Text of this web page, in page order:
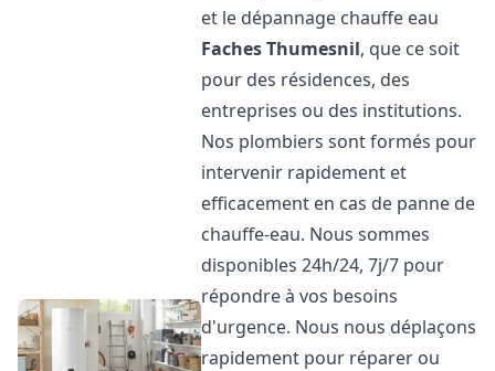
et le dépannage chauffe eau
Faches Thumesnil, que ce soit
pour des résidences, des
entreprises ou des institutions.
Nos plombiers sont formés pour
intervenir rapidement et
efficacement en cas de panne de
chauffe-eau. Nous sommes
disponibles 24h/24, 7j/7 pour
répondre à vos besoins
d'urgence. Nous nous déplaçons
rapidement pour réparer ou